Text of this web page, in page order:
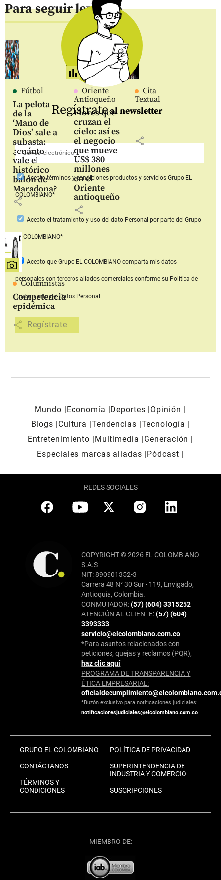
Para seguir leyendo
Fútbol
La pelota
de la
‘Mano de
Dios’ sale a
subasta:
¿cuánto
vale el
histórico
balón de
Maradona?
share
Oriente
Antioqueño
Flores que
cruzan el
cielo: así es
el negocio
que mueve
US$ 380
millones
en el
Oriente
antioqueño
share
Cita
Textual
share
Columnistas
Competencia
epidémica
share
Regístrateal newsletter
Aceptotérminos y condiciones productos y serviciosGrupo EL
COLOMBIANO*
Acepto el tratamiento y uso del dato Personal por parte del Grupo
EL COLOMBIANO*
Acepto que Grupo EL COLOMBIANOcomparta mis datos
personales con terceros aliados comerciales conforme su Política de
Tratamiento del Datos Personal.
Mundo Economía Deportes
Opinión
Blogs
Cultura Tendencias Tecnología
Entretenimiento
Multimedia
Generación
Especiales marcas aliadas
Pódcast
REDES SOCIALES
COPYRIGHT © 2026 EL COLOMBIANO
S.A.S
NIT: 890901352-3
Carrera 48 N° 30 Sur - 119, Envigado,
Antioquia, Colombia.
CONMUTADOR:(57) (604) 3315252
ATENCIÓN AL CLIENTE:(57) (604)
3393333
servicio@elcolombiano.com.co
*Para asuntos relacionados con
peticiones, quejas y reclamos (PQR),
haz clic aquí
PROGRAMA DE TRANSPARENCIA Y
ÉTICA EMPRESARIAL:
*Buzón exclusivo para notificaciones judiciales:
notificacionesjudiciales@elcolombiano.com.co
GRUPO EL COLOMBIANO
CONTÁCTANOS
TÉRMINOS Y
CONDICIONES
POLÍTICA DE PRIVACIDAD
SUPERINTENDENCIA DE
INDUSTRIA Y COMERCIO
SUSCRIPCIONES
MIEMBRO DE: